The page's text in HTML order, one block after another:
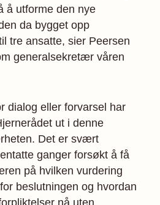
å utforme den nye
da bygget opp
tre ansatte, sier Peersen
generalsekretær våren
dialog eller forvarsel har
ut i denne
Det er svært
ganger forsøkt å få
på hvilken vurdering
beslutningen og hvordan
nå uten